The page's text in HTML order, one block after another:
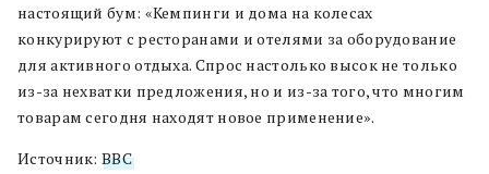
настоящий бум: «Кемпинги и дома на колесах
конкурируют с ресторанами и отелями за оборудование
для активного отдыха. Спрос настолько высок не только
из-за нехватки предложения, но и из-за того, что многим
товарам сегодня находят новое применение».
Источник: BBC